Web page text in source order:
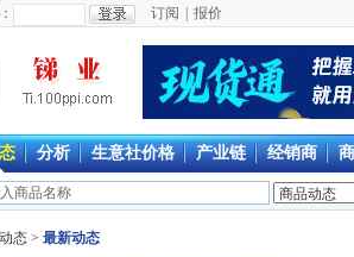
订阅 报价
分析 生意社价格 产业链 经销商
态 > 最新动态